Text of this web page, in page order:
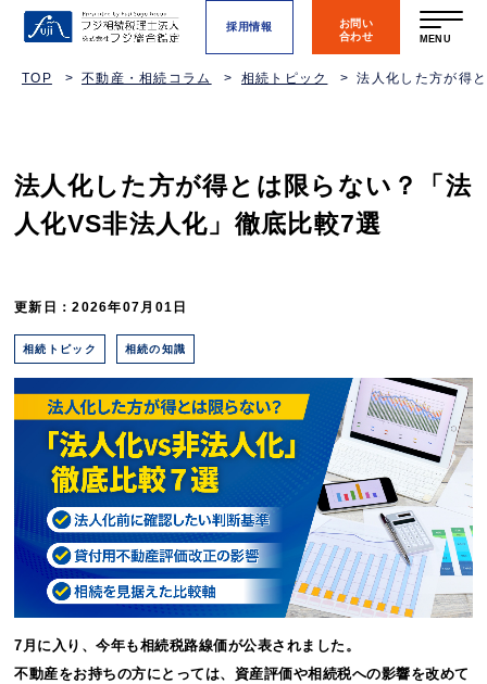
採用情報
お問い
合わせ
MENU
TOP 不動産・相続コラム 相続トピック 法人化した方が得
法人化した方が得とは限らない？「法
人化VS非法人化」徹底比較7選
更新日：2026年07月01日
相続トピック 相続の知識
7月に入り、今年も相続税路線価が公表されました。
不動産をお持ちの方にとっては、資産評価や相続税への影響を改めて